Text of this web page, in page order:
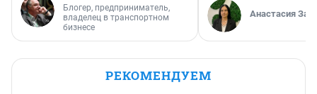
Блогер, предприниматель,
владелец в транспортном
бизнесе
Анастасия
РЕКОМЕНДУЕМ